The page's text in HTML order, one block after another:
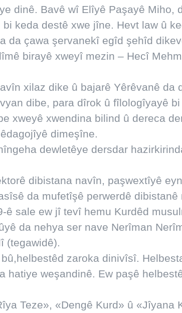
dinê. Bavê wî Elîyê Paşayê Miho,
keda destê xwe jîne. Hevt law û
da çawa şervanekî egîd şehîd
birayê xweyî mezin – Hecî
xilaz dike û bajarê Yêrêvanê da
dibe, para dîrok û fîlologîyayê
xweyê xwendina bilind û dereca
dimeşîne.
dewletêye dersdar
dibistana navîn, paşwextîyê
da mufetîşê perwerdê dibistanê
ê sale ew jî tevî hemu Kurdêd
da nehya ser nave Nerîman
(tegawidê).
zaroka dinivîsî.
hatiye weşandinê. Ew paşê
Teze», «Dengê Kurd» û «Jîyana